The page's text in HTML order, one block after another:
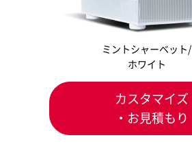
ミントシャーベット/
ホワイト
カスタマイズ
・お見積もり